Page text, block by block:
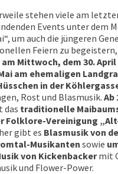
stehen viele am
Events unter dem
um auch die jüngeren
Feiern zu begeistern,
am Mittwoch, dem 30. April
am ehemaligen
in der
Rost und Blasmusik.Ab
das traditionelle
Folklore-Vereinigung
gibt es Blasmusik von
Musikanten sowie
von Kickenbackermit
und Flower-Power.